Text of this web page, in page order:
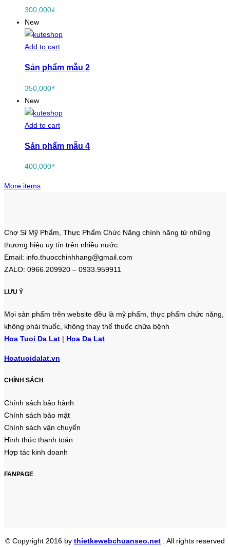
300,000₫
New
Add to cart
Sản phẩm mẫu 2
350,000₫
New
Add to cart
Sản phẩm mẫu 4
400,000₫
More items
Chợ Sỉ Mỹ Phẩm, Thực Phẩm Chức Năng chính hãng từ những
thương hiệu uy tín trên nhiều nước.
Email: info.thuocchinhhang@gmail.com
ZALO: 0966.209920 – 0933.959911
LƯU Ý
Mọi sản phẩm trên website đều là mỹ phẩm, thực phẩm chức năng,
không phải thuốc, không thay thế thuốc chữa bệnh
Hoa Tuoi Da Lat | Hoa Da Lat
Hoatuoidalat.vn
CHÍNH SÁCH
Chính sách bảo hành
Chính sách bảo mật
Chính sách vận chuyển
Hình thức thanh toán
Hợp tác kinh doanh
FANPAGE
© Copyright 2016 by thietkewebchuanseo.net . All rights reserved